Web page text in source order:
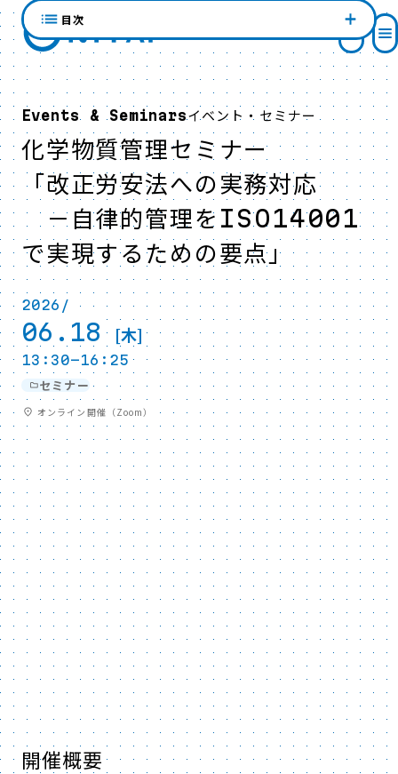
Events & Seminarsイベント・セミナー
化学物質管理セミナー
「改正労安法への実務対応
－自律的管理をISO14001
で実現するための要点」
2026/
06.18 [木]
13:30-16:25
セミナー
オンライン開催（Zoom）
開催概要
目次